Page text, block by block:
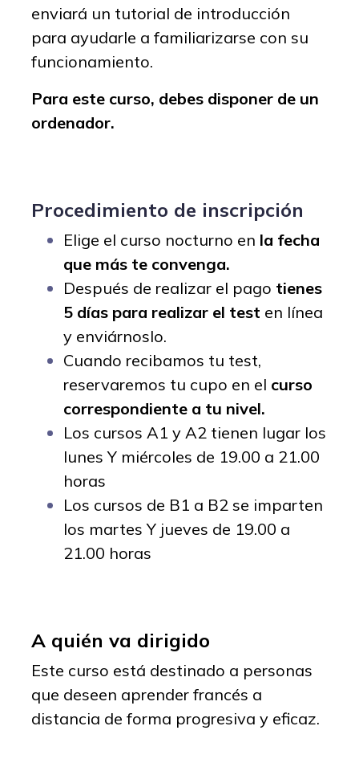
enviará un tutorial de introducción
para ayudarle a familiarizarse con su
funcionamiento.
Para este curso, debes disponer de un
ordenador.
Procedimiento de inscripción
Elige el curso nocturno en la fecha
que más te convenga.
Después de realizar el pago tienes
5 días para realizar el test en línea
y enviárnoslo.
Cuando recibamos tu test,
reservaremos tu cupo en el curso
correspondiente a tu nivel.
Los cursos A1 y A2 tienen lugar los
lunes Y miércoles de 19.00 a 21.00
horas
Los cursos de B1 a B2 se imparten
los martes Y jueves de 19.00 a
21.00 horas
A quién va dirigido
Este curso está destinado a personas
que deseen aprender francés a
distancia de forma progresiva y eficaz.